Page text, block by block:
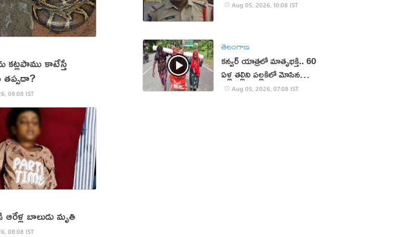
కట్లపాము కాటేస్తే
08:08 IST
బాలుడు మృతి
08:08 IST
Aug 05, 2026, 10:08 IST
తెలంగాణ
కన్వర్ యాత్రలో మాతృభక్తి.. 60
ఏళ్ల తల్లిని పల్లకిలో మోసిన
కొడుకు, కోడలు!
Aug 05, 2026, 07:08 IST